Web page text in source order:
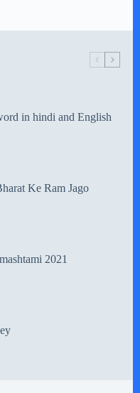
in hindi and English
Ke Ram Jago
2021